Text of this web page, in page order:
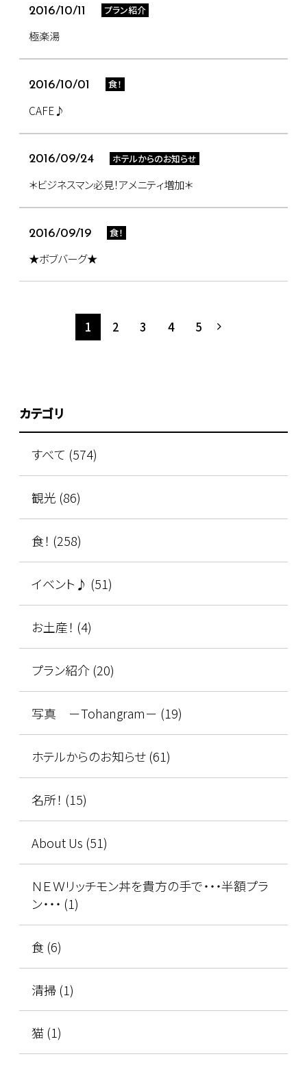
2016/10/11 プラン紹介
極楽湯
2016/10/01 食！
CAFE♪
2016/09/24 ホテルからのお知らせ
＊ビジネスマン必見！アメニティ増加＊
2016/09/19 食！
★ボブバーグ★
1 2 3 4 5
カテゴリ
すべて (574)
観光 (86)
食！ (258)
イベント♪ (51)
お土産！ (4)
プラン紹介 (20)
写真 －Tohangram－ (19)
ホテルからのお知らせ (61)
名所！ (15)
About Us (51)
ＮＥＷリッチモン丼を貴方の手で・・・半額プラ
ン・・・ (1)
食 (6)
清掃 (1)
猫 (1)